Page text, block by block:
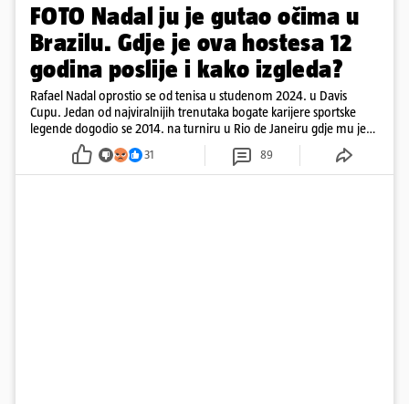
FOTO Nadal ju je gutao očima u
Brazilu. Gdje je ova hostesa 12
godina poslije i kako izgleda?
Rafael Nadal oprostio se od tenisa u studenom 2024. u Davis
Cupu. Jedan od najviralnijih trenutaka bogate karijere sportske
legende dogodio se 2014. na turniru u Rio de Janeiru gdje mu je
pažnju odvlačila ljepotica iza klupe
31 89